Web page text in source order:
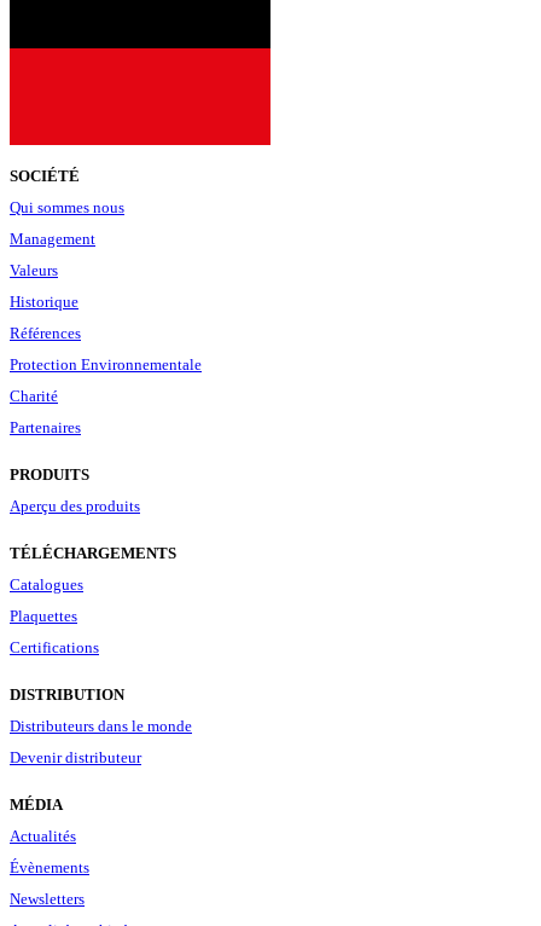
SOCIÉTÉ
Qui sommes nous
Management
Valeurs
Historique
Références
Protection Environnementale
Charité
Partenaires
PRODUITS
Aperçu des produits
TÉLÉCHARGEMENTS
Catalogues
Plaquettes
Certifications
DISTRIBUTION
Distributeurs dans le monde
Devenir distributeur
MÉDIA
Actualités
Évènements
Newsletters